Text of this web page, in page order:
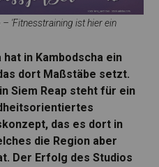
'Fitnesstraining ist hier ein
in Kambodscha ein
dort Maßstäbe setzt.
Siem Reap steht für ein
das es dort in
die Region aber
Der Erfolg des Studios